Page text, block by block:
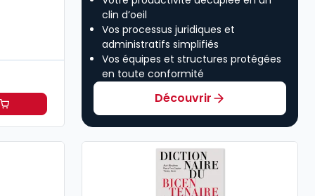
à 40,79 € TTC/mois
clin d’oeil
Vos processus juridiques et
administratifs simplifiés
Vos équipes et structures protégées
en toute conformité
Découvrir